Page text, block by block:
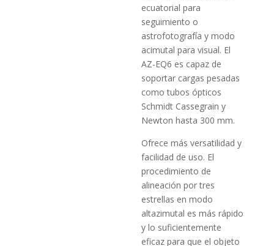
ecuatorial para
seguimiento o
astrofotografía y modo
acimutal para visual. El
AZ-EQ6 es capaz de
soportar cargas pesadas
como tubos ópticos
Schmidt Cassegrain y
Newton hasta 300 mm.
Ofrece más versatilidad y
facilidad de uso. El
procedimiento de
alineación por tres
estrellas en modo
altazimutal es más rápido
y lo suficientemente
eficaz para que el objeto